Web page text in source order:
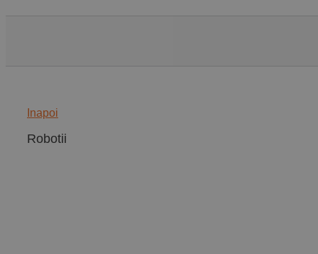
Programe
Inapoi
Robotii